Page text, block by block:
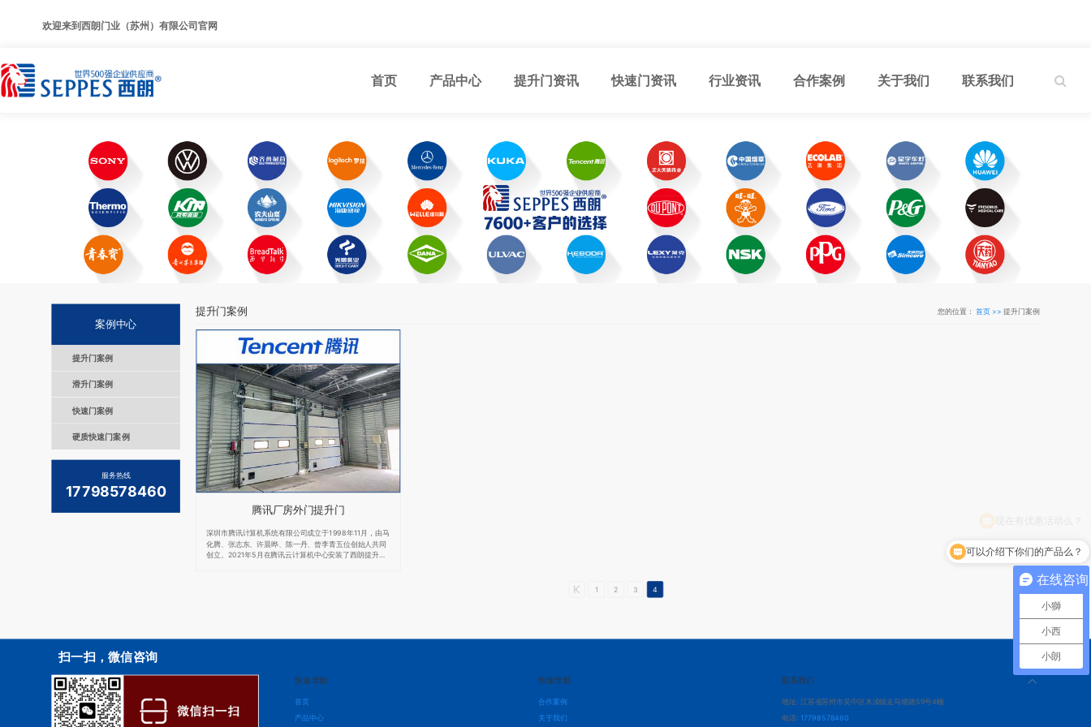
欢迎来到西朗门业（苏州）有限公司官网
首页 产品中心 提升门资讯 快速门资讯 行业资讯 合作案例 关于我们 联系我们
提升门案例 您的位置： 首页 >>提升门案例
腾讯厂房外门提升门
深圳市腾讯计算机系统有限公司成立于1998年11月，由马
化腾、张志东、许晨晔、陈一丹、曾李青五位创始人共同
创立。2021年5月在腾讯云计算机中心安装了西朗提升
1 2 3 4
案例中心
提升门案例
滑升门案例
快速门案例
硬质快速门案例
服务热线
17798578460
扫一扫，微信咨询
快速导航
首页
产品中心
快速导航
合作案例
关于我们
联系我们
地址: 江苏省苏州市吴中区木渎镇走马塘路59号4幢
电话: 17798578460
在线咨询
小獅
小西
小朗
可以介绍下你们的产品么？